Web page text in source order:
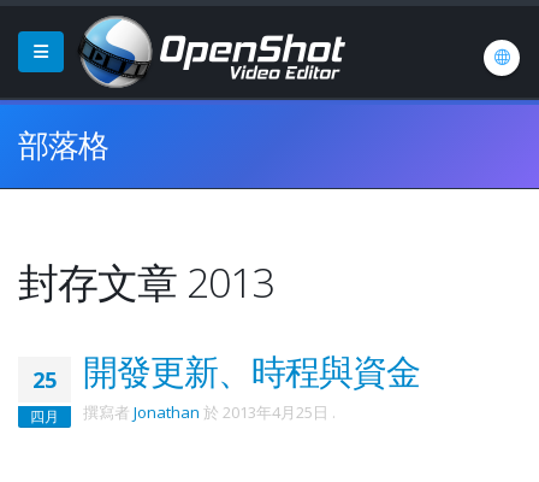
部落格
封存文章 2013
25
四月
開發更新、時程與資金
撰寫者 Jonathan 於 2013年4月25日 .